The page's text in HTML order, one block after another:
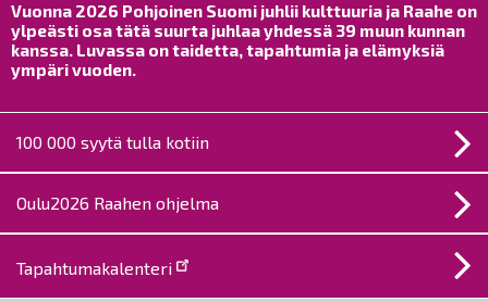
Vuonna 2026 Pohjoinen Suomi juhlii kulttuuria ja Raahe on
ylpeästi osa tätä suurta juhlaa yhdessä 39 muun kunnan
kanssa. Luvassa on taidetta, tapahtumia ja elämyksiä
ympäri vuoden.
100 000 syytä tulla kotiin
Oulu2026 Raahen ohjelma
Tapahtumakalenteri